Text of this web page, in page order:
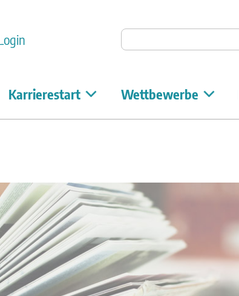
Auf Unicum suchen
Karrierestart Wettbewerbe